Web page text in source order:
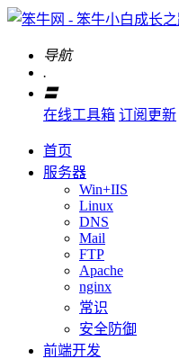
导航
.
〓
在线工具箱 订阅更新
首页
服务器
Win+IIS
Linux
DNS
Mail
FTP
Apache
nginx
常识
安全防御
前端开发